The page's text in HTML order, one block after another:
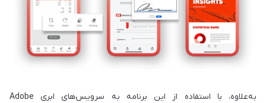
به‌علاوه، با استفاده از این برنامه به سرویس‌های ابری Adobe